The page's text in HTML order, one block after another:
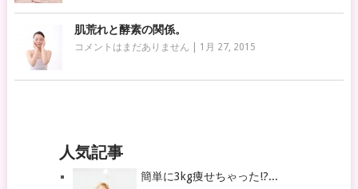
肌荒れと酵素の関係。
コメントはまだありません 1月 27, 2015
人気記事
簡単に3kg痩せちゃった!?...